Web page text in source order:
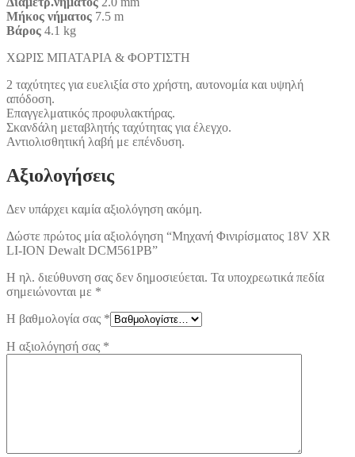
Μήκος νήματος 7.5 m
Βάρος 4.1 kg
ΧΩΡΙΣ ΜΠΑΤΑΡΙΑ & ΦΟΡΤΙΣΤΗ
2 ταχύτητες για ευελιξία στο χρήστη, αυτονομία και υψηλή
απόδοση.
Επαγγελματικός προφυλακτήρας.
Σκανδάλη μεταβλητής ταχύτητας για έλεγχο.
Αντιολισθητική λαβή με επένδυση.
Αξιολογήσεις
Δεν υπάρχει καμία αξιολόγηση ακόμη.
Δώστε πρώτος μία αξιολόγηση “Μηχανή Φινιρίσματος 18V XR
LI-ION Dewalt DCM561PB”
Η ηλ. διεύθυνση σας δεν δημοσιεύεται. Τα υποχρεωτικά πεδία
σημειώνονται με *
Η βαθμολογία σας *
Η αξιολόγησή σας *